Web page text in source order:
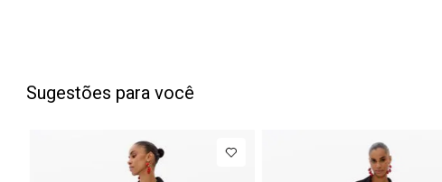
Sugestões para você